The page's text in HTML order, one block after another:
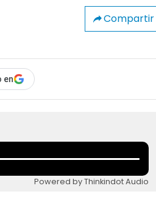
Compartir
en
Powered by Thinkindot Audio